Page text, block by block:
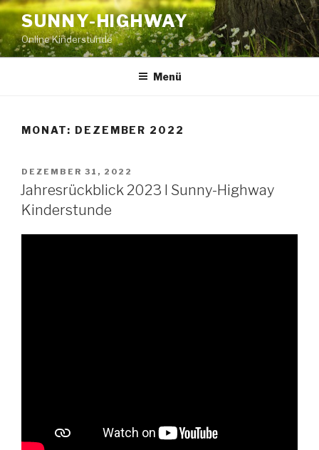
Zum
Inhalt
springen
SUNNY-HIGHWAY
Online Kinderstunde
Menü
MONAT: DEZEMBER 2022
VERÖFFENTLICHT
AM
DEZEMBER 31, 2022
Jahresrückblick 2023 I Sunny-Highway
Kinderstunde